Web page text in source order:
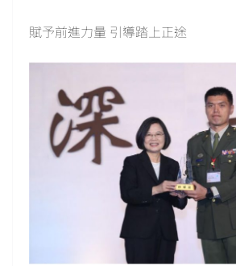
賦予前進力量 引導踏上正途